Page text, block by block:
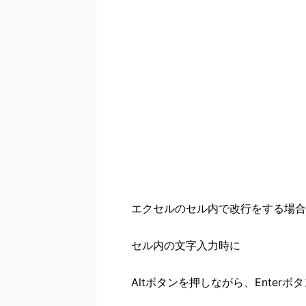
エクセルのセル内で改行をする場合
セル内の文字入力時に
Altボタンを押しながら、Enterボ